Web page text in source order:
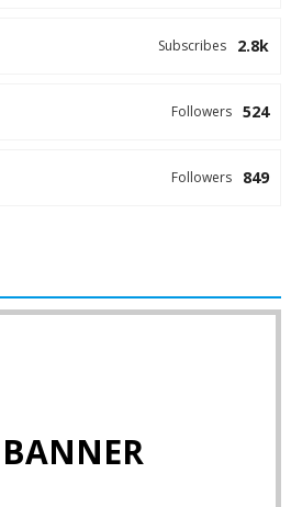
2.8k
Subscribes
524
Followers
849
Followers